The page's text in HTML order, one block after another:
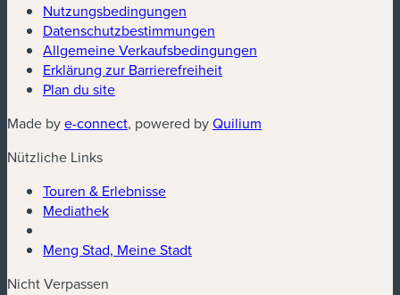
Nutzungsbedingungen
Datenschutzbestimmungen
Allgemeine Verkaufsbedingungen
Erklärung zur Barrierefreiheit
Plan du site
Made bye-connect(neues Fenster)
, powered byQuilium
Nützliche Links
Touren & Erlebnisse
Mediathek
Meng Stad, Meine Stadt
Nicht Verpassen